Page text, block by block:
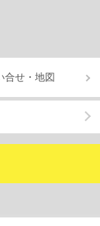
合せ・地図